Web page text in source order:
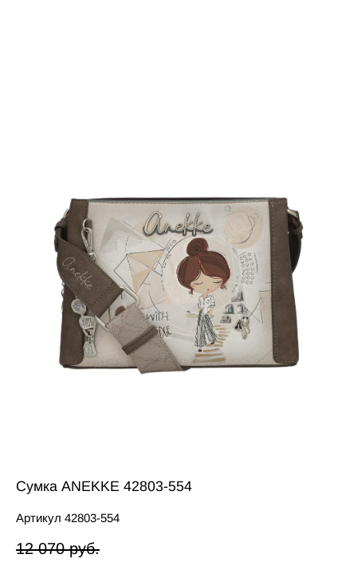
Сумка ANEKKE 42803-554
Артикул 42803-554
12 070 pуб.